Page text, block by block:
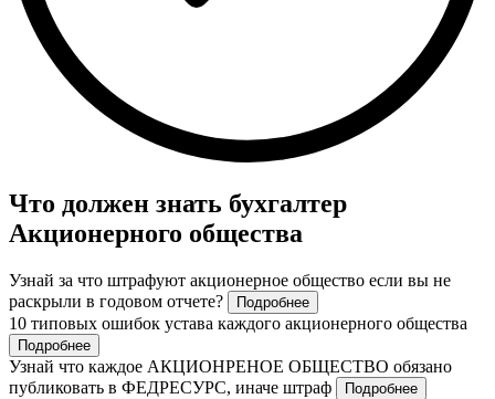
Что должен знать бухгалтер
Акционерного общества
Узнай за что штрафуют акционерное общество если вы не
раскрыли в годовом отчете?
Подробнее
10 типовых ошибок устава каждого акционерного общества
Подробнее
Узнай что каждое АКЦИОНРЕНОЕ ОБЩЕСТВО обязано
публиковать в ФЕДРЕСУРС, иначе штраф
Подробнее